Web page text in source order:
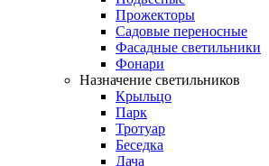
Прожекторы
Садовые переносные
Фасадные светильники
Фонари
Назначение светильников
Крыльцо
Парк
Тротуар
Беседка
Дача